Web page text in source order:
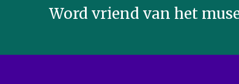
Word vriend van het